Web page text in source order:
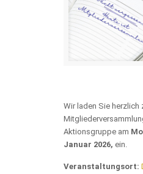
Wir laden Sie herzlich
Aktionsgruppe am
Januar 2026, ein.
Veranstaltungsort: